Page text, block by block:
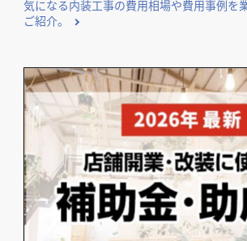
気になる内装工事の費用相場や費用事例を
ご紹介。